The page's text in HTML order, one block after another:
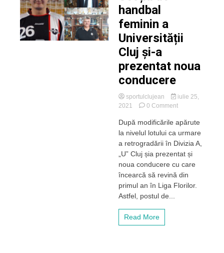
handbal
feminin a
Universității
Cluj și-a
prezentat noua
conducere
sportulclujean
iulie 25,
2021
0 Commenton
de
handbal
feminin
Universității
Cluj
și-
a
După modificările apărute
la nivelul lotului ca urmare
a retrogradării în Divizia A,
„U” Cluj șia prezentat și
noua conducere cu care
încearcă să revină din
primul an în Liga Florilor.
Astfel, postul de...
Read More